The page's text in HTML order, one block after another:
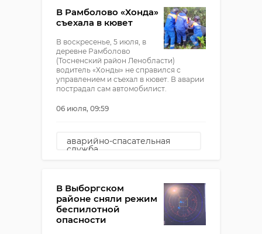
утонул человек
В Рамболово «Хонда»
съехала в кювет
В воскресенье, 5 июля, в
деревне Рамболово
(Тосненский район Ленобласти)
водитель «Хонды» не справился с
управлением и съехал в кювет. В аварии
пострадал сам автомобилист.
06 июля, 09:59
аварийно-спасательная
служба
машина съехала в кювет
В Выборгском
районе сняли режим
беспилотной
опасности